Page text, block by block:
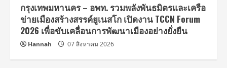
กรุงเทพมหานคร – อพท. รวมพลังพันธมิตรและเครือ
ข่ายเมืองสร้างสรรค์ยูเนสโก เปิดงาน TCCN Forum
2026 เพื่อขับเคลื่อนการพัฒนาเมืองอย่างยั่งยืน
Hannah 07 สิงหาคม 2026